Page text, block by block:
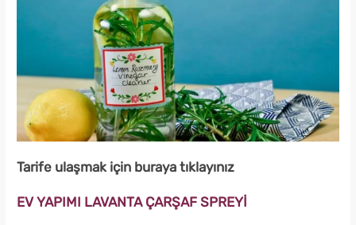
Tarife ulaşmak için buraya tıklayınız
EV YAPIMI LAVANTA ÇARŞAF SPREYİ